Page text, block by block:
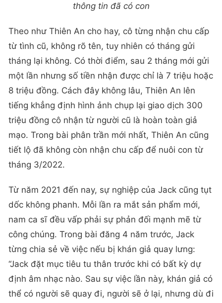
thông tin đã có con
Theo như Thiên An cho hay, cô từng nhận chu cấp
từ tình cũ, không rõ tên, tuy nhiên có tháng gửi
tháng lại không. Có thời điểm, sau 2 tháng mới gửi
một lần nhưng số tiền nhận được chỉ là 7 triệu hoặc
8 triệu đồng. Cách đây không lâu, Thiên An lên
tiếng khẳng định hình ảnh chụp lại giao dịch 300
triệu đồng cô nhận từ người cũ là hoàn toàn giả
mạo. Trong bài phân trần mới nhất, Thiên An cũng
tiết lộ đã không còn nhận chu cấp để nuôi con từ
tháng 3/2022.
Từ năm 2021 đến nay, sự nghiệp của Jack cũng tụt
dốc không phanh. Mỗi lần ra mắt sản phẩm mới,
nam ca sĩ đều vấp phải sự phản đối mạnh mẽ từ
công chúng. Trong bài đăng 4 năm trước, Jack
từng chia sẻ về việc nếu bị khán giả quay lưng:
“Jack đặt mục tiêu tu thân trước khi có bất kỳ dự
định âm nhạc nào. Sau sự việc lần này, khán giả có
thể có người sẽ quay đi, người sẽ ở lại, nhưng dù đi